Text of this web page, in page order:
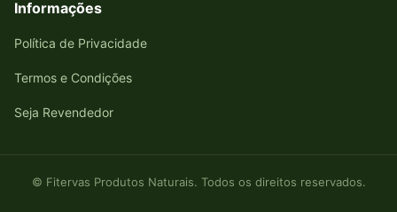
Informações
Política de Privacidade
Termos e Condições
Seja Revendedor
© Fitervas Produtos Naturais. Todos os direitos reservados.